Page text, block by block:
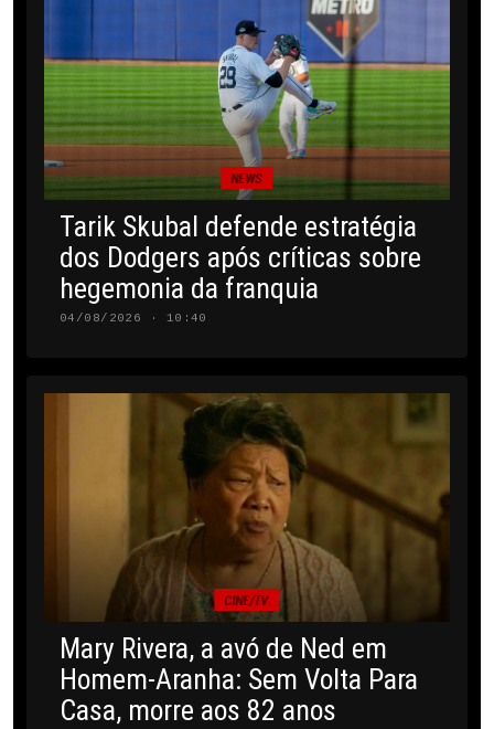
NEWS
Tarik Skubal defende estratégia
dos Dodgers após críticas sobre
hegemonia da franquia
04/08/2026 · 10:40
CINE/TV
Mary Rivera, a avó de Ned em
Homem-Aranha: Sem Volta Para
Casa, morre aos 82 anos